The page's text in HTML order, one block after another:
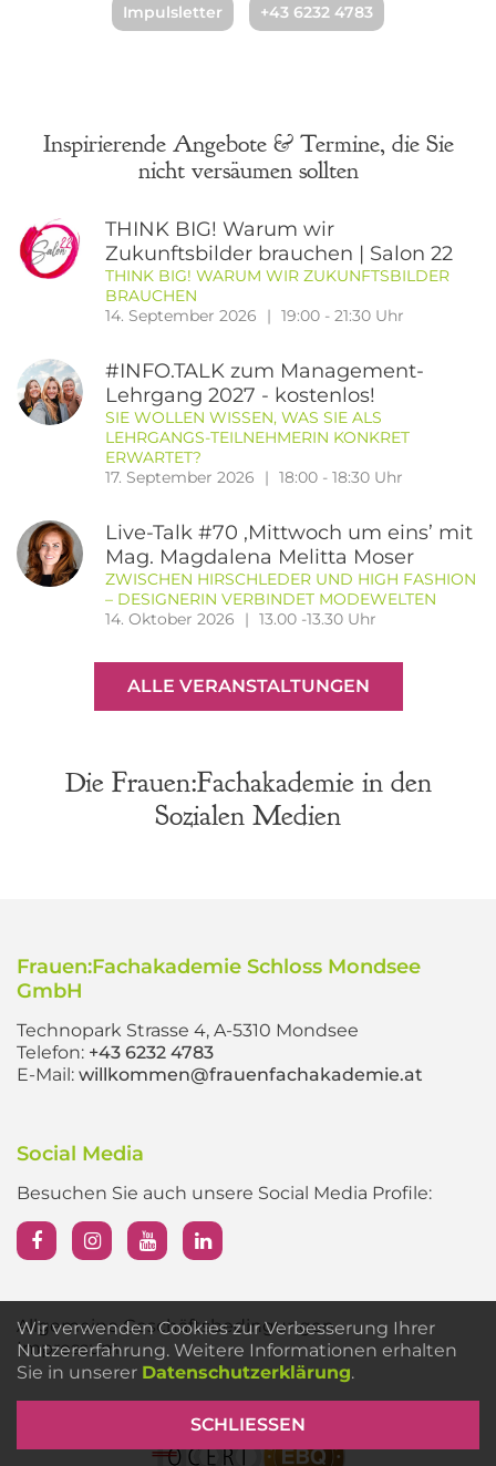
Impulsletter +43 6232 4783
Inspirierende Angebote & Termine, die Sie
nicht versäumen sollten
THINK BIG! Warum wir
Zukunftsbilder brauchen | Salon 22
THINK BIG! WARUM WIR ZUKUNFTSBILDER
BRAUCHEN
14. September 2026
19:00 - 21:30 Uhr
#INFO.TALK zum Management-
Lehrgang 2027 - kostenlos!
SIE WOLLEN WISSEN, WAS SIE ALS
LEHRGANGS-TEILNEHMERIN KONKRET
ERWARTET?
17. September 2026
18:00 - 18:30 Uhr
Live-Talk #70 ‚Mittwoch um eins’ mit
Mag. Magdalena Melitta Moser
ZWISCHEN HIRSCHLEDER UND HIGH FASHION
– DESIGNERIN VERBINDET MODEWELTEN
14. Oktober 2026
13.00 -13.30 Uhr
ALLE VERANSTALTUNGEN
Die Frauen:Fachakademie in den
Sozialen Medien
Frauen:Fachakademie Schloss Mondsee
GmbH
Technopark Strasse 4, A-5310 Mondsee
Telefon: +43 6232 4783
E-Mail: willkommen@frauenfachakademie.at
Social Media
Besuchen Sie auch unsere Social Media Profile:
Allgemeine Geschäftsbedingungen
Impressum
Wir verwenden Cookies zur Verbesserung Ihrer
Nutzererfahrung. Weitere Informationen erhalten
Sie in unserer Datenschutzerklärung.
SCHLIESSEN